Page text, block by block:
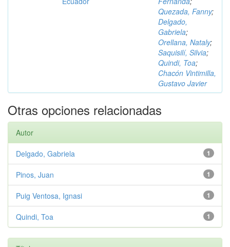
Quezada, Fanny;
Delgado,
Gabriela;
Orellana, Nataly;
Saquisilí, Silvia;
Quindi, Toa;
Chacón Vintimilla,
Gustavo Javier
Otras opciones relacionadas
Autor
1
Delgado, Gabriela
1
Pinos, Juan
1
Puig Ventosa, Ignasi
1
Quindi, Toa